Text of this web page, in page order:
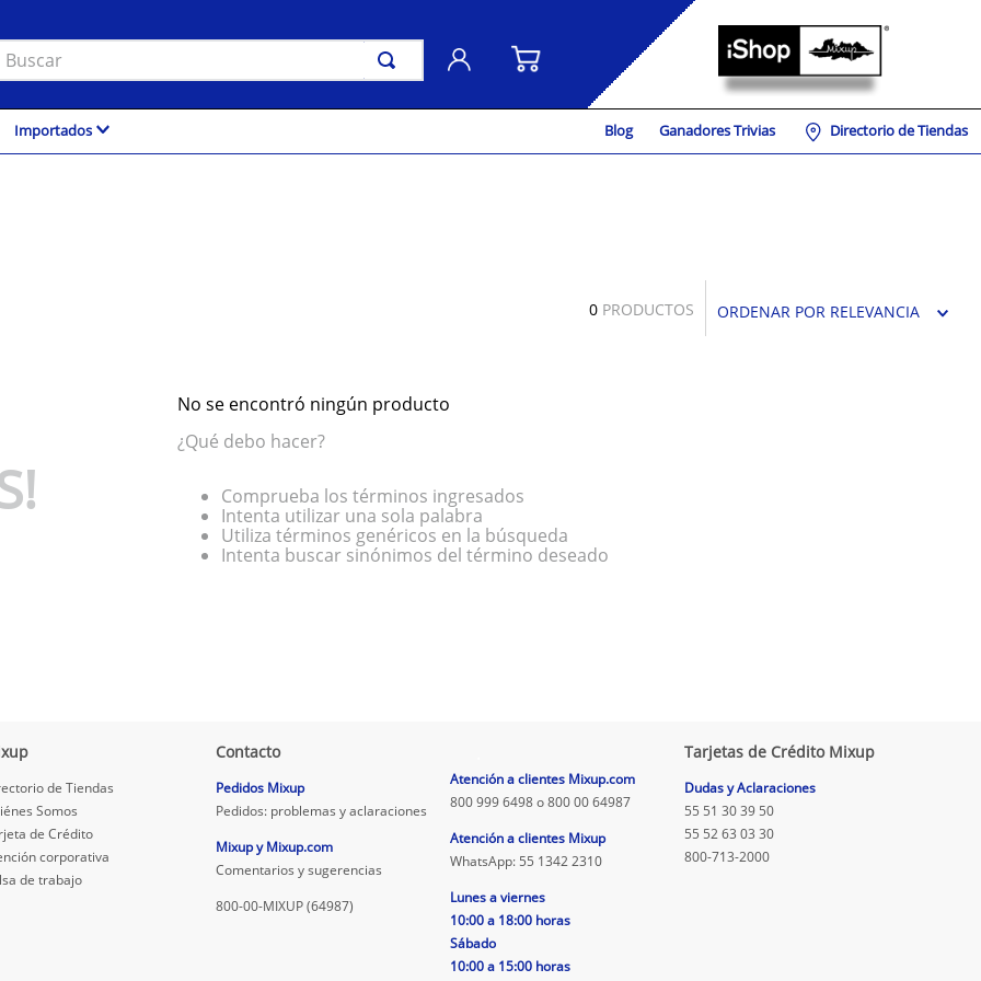
Importados Blog Ganadores Trivias Directorio de Tiendas
0 PRODUCTOS ORDENAR POR RELEVANCIA
No se encontró ningún producto
¿Qué debo hacer?
Comprueba los términos ingresados
Intenta utilizar una sola palabra
Utiliza términos genéricos en la búsqueda
Intenta buscar sinónimos del término deseado
de Tiendas
Somos
de Crédito
corporativa
de trabajo
Contacto
Pedidos Mixup
Pedidos: problemas y aclaraciones
Mixup y Mixup.com
Comentarios y sugerencias
800-00-MIXUP (64987)
Atención a clientes Mixup.com
800 999 6498 o 800 00 64987
Atención a clientes Mixup
WhatsApp: 55 1342 2310
Lunes a viernes
10:00 a 18:00 horas
Sábado
10:00 a 15:00 horas
Tarjetas de Crédito Mixup
Dudas y Aclaraciones
55 51 30 39 50
55 52 63 03 30
800-713-2000